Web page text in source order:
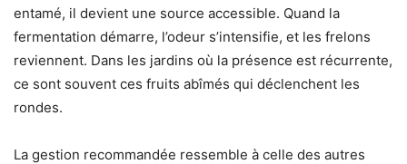
entamé, il devient une source accessible. Quand la
fermentation démarre, l’odeur s’intensifie, et les frelons
reviennent. Dans les jardins où la présence est récurrente,
ce sont souvent ces fruits abîmés qui déclenchent les
rondes.
La gestion recommandée ressemble à celle des autres